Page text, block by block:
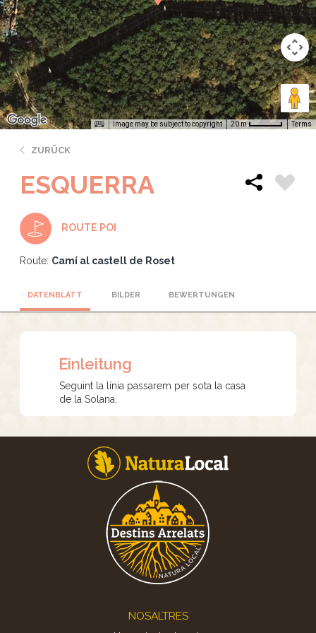
Image may be subject to copyright 20 m Terms
ZURÜCK
ESQUERRA
ROUTE POI
Route: Camí al castell de Roset
DATENBLATT BILDER BEWERTUNGEN
Einleitung
Seguint la línia passarem per sota la casa
de la Solana.
NOSALTRES